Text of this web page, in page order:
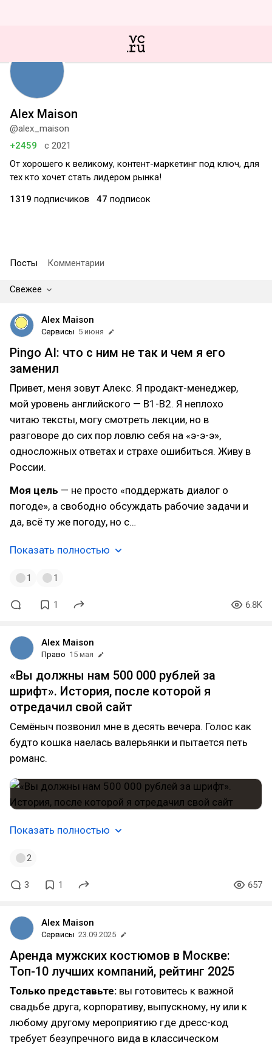
Alex Maison
@alex_maison
+2459
с 2021
От хорошего к великому, контент-маркетинг под ключ, для
тех кто хочет стать лидером рынка!
1319 подписчиков 47 подписок
Посты Комментарии
Свежее
Alex Maison
Сервисы 5 июня
Pingo AI: что с ним не так и чем я его
заменил
Привет, меня зовут Алекс. Я продакт-менеджер,
мой уровень английского — B1-B2. Я неплохо
читаю тексты, могу смотреть лекции, но в
разговоре до сих пор ловлю себя на «э-э-э»,
односложных ответах и страхе ошибиться. Живу в
России.
Моя цель — не просто «поддержать диалог о
погоде», а свободно обсуждать рабочие задачи и
да, всё ту же погоду, но с…
Показать полностью
1 1
1 6.8K
Alex Maison
Право 15 мая
«Вы должны нам 500 000 рублей за
шрифт». История, после которой я
отредачил свой сайт
Семёныч позвонил мне в десять вечера. Голос как
будто кошка наелась валерьянки и пытается петь
романс.
Показать полностью
2
3 1 657
Alex Maison
Сервисы 23.09.2025
Аренда мужских костюмов в Москве:
Топ-10 лучших компаний, рейтинг 2025
Только представьте: вы готовитесь к важной
свадьбе друга, корпоративу, выпускному, ну или к
любому другому мероприятию где дресс-код
требует безупречного вида в классическом